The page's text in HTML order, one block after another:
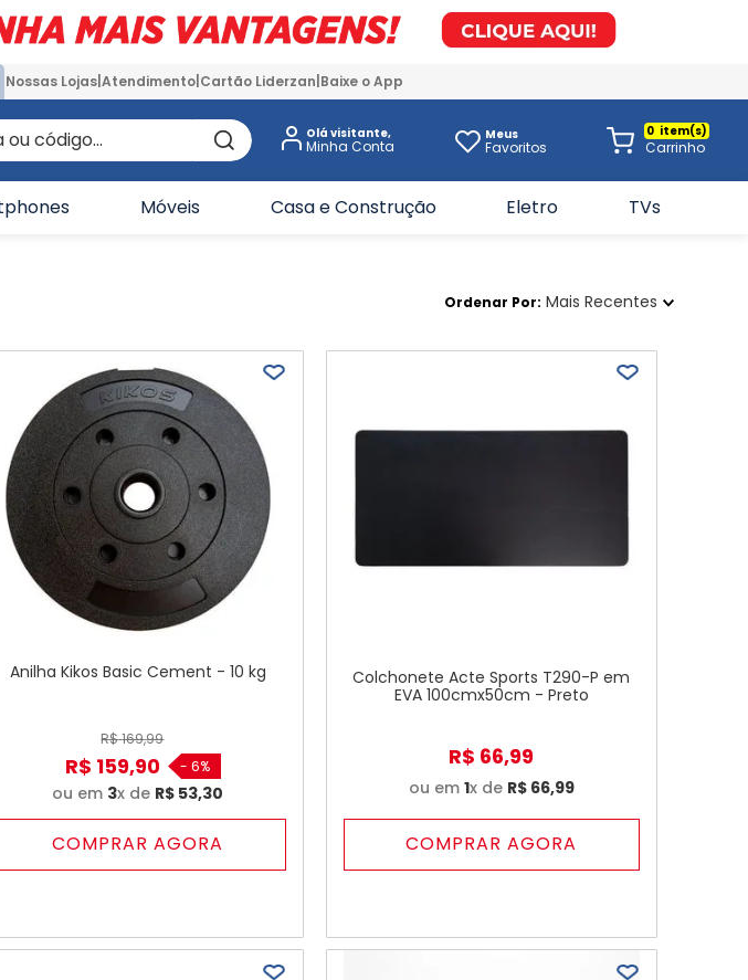
Nossas Lojas Atendimento Cartão Liderzan Baixe o App
código... Olá visitante, Meus
Favoritos
0
Móveis Casa e Construção Eletro TVs
Ordenar Por Mais Recentes
Anilha Kikos Basic Cement - 10 kg
R$169,99
R$ 159,90 - 6%
ou em 3x de R$ 53,30
COMPRAR AGORA
Colchonete Acte Sports T290-P em
EVA 100cmx50cm - Preto
R$ 66,99
ou em 1x de R$ 66,99
COMPRAR AGORA